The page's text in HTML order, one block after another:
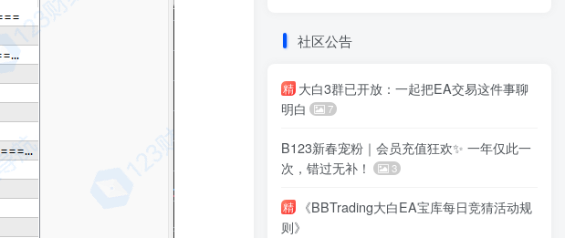
社区公告
精 大白3群已开放：一起把EA交易这件事聊
明白
7
B123新春宠粉｜会员充值狂欢✨ 一年仅此一
次，错过无补！
3
精
《BBTrading大白EA宝库每日竞猜活动规
则》